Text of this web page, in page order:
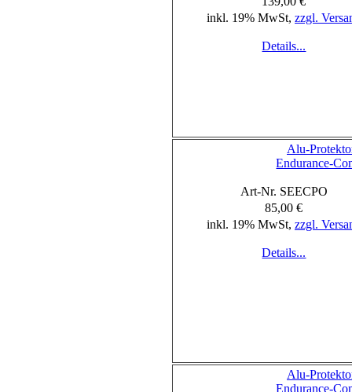
inkl. 19% MwSt, zzgl.
Details...
Alu-
Endurance-
Art-Nr. SEECPO
85,00 €
inkl. 19% MwSt, zzgl.
Details...
Alu-
Endurance-